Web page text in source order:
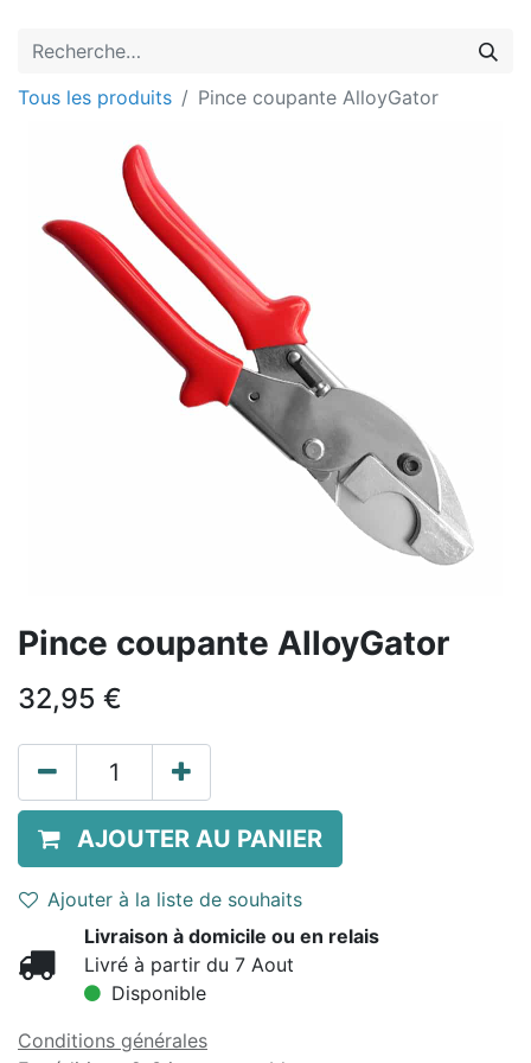
Tous les produits Pince coupante AlloyGator
Pince coupante AlloyGator
32,95 €
AJOUTER AU PANIER
Ajouter à la liste de souhaits
Livraison à domicile ou en relais
Livré à partir du 7 Aout
Disponible
Conditions générales